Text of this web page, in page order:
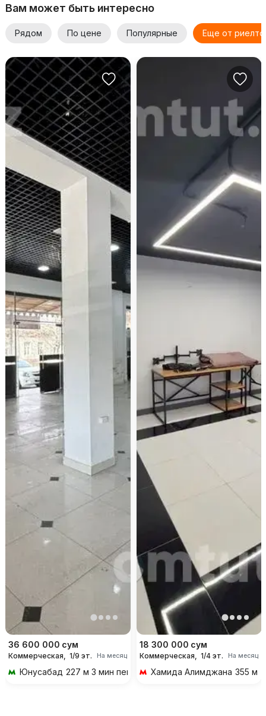
Вам может быть интересно
Рядом По цене Популярные Еще от
36 600 000 сум
Коммерческая, 1/9 эт. На месяц
Юнусабад 227 м 3 мин пешком
18 300 000 сум
Коммерческая, 1/4 эт. На месяц
Хамида Алимджана 355 м